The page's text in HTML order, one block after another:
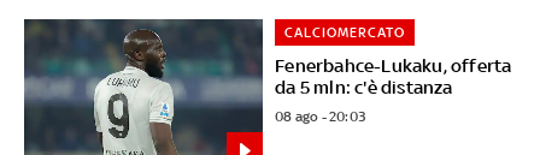
Fenerbahce-Lukaku, offerta
da 5 mln: c'è distanza
CALCIOMERCATO
08 ago - 20:03